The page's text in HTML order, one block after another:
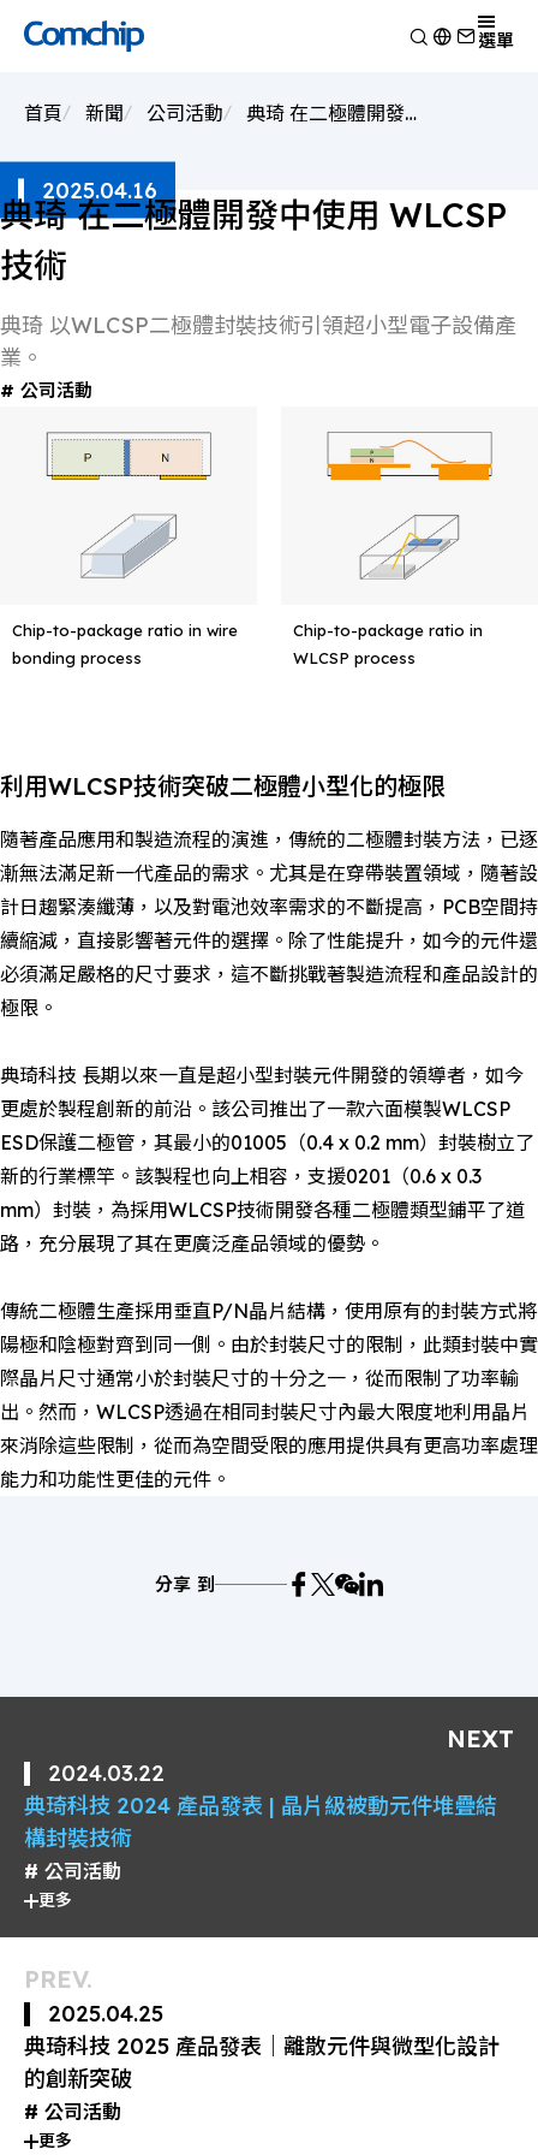
選單
產品
開關二極體
蕭特基二極體
靜電放電保護元件
瞬態電壓抑制二極體
整流二極體
金氧半導體場效電晶體
齊納二極體
橋式整流器
高頻二極體
消費電子
車用電子
Other
技術能力
檢視
研究與開發
測試技術
品質與認證
關於典琦
檢視
關於典琦
典琦大事紀
代理商
新聞
檢視
公司新聞
產品新聞
公司活動
首頁 新聞 公司活動 典琦 在二極體開發中使用 WLCSP 技術
2025.04.16
典琦 在二極體開發中使用 WLCSP
技術
典琦 以WLCSP二極體封裝技術引領超小型電子設備產
業。
公司活動
Chip-to-package ratio in wire
bonding process
Chip-to-package ratio in
WLCSP process
利用WLCSP技術突破二極體小型化的極限
隨著產品應用和製造流程的演進，傳統的二極體封裝方法，已逐
漸無法滿足新一代產品的需求。尤其是在穿帶裝置領域，隨著設
計日趨緊湊纖薄，以及對電池效率需求的不斷提高，PCB空間持
續縮減，直接影響著元件的選擇。除了性能提升，如今的元件還
必須滿足嚴格的尺寸要求，這不斷挑戰著製造流程和產品設計的
極限。
典琦科技 長期以來一直是超小型封裝元件開發的領導者，如今
更處於製程創新的前沿。該公司推出了一款六面模製WLCSP
ESD保護二極管，其最小的01005（0.4 x 0.2 mm）封裝樹立了
新的行業標竿。該製程也向上相容，支援0201（0.6 x 0.3
mm）封裝，為採用WLCSP技術開發各種二極體類型鋪平了道
路，充分展現了其在更廣泛產品領域的優勢。
傳統二極體生產採用垂直P/N晶片結構，使用原有的封裝方式將
陽極和陰極對齊到同一側。由於封裝尺寸的限制，此類封裝中實
際晶片尺寸通常小於封裝尺寸的十分之一，從而限制了功率輸
出。然而，WLCSP透過在相同封裝尺寸內最大限度地利用晶片
來消除這些限制，從而為空間受限的應用提供具有更高功率處理
能力和功能性更佳的元件。
分享 到
PREV.
2025.04.25
典琦科技 2025 產品發表｜離散元件與微型化設計
的創新突破
公司活動
更多
NEXT
2024.03.22
典琦科技 2024 產品發表 | 晶片級被動元件堆疊結
構封裝技術
公司活動
更多